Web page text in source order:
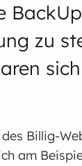
zu
Billig-
am